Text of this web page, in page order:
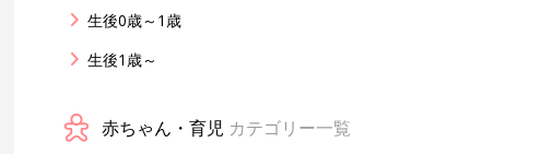
生後0歳～1歳
生後1歳～
赤ちゃん・育児 カテゴリー一覧